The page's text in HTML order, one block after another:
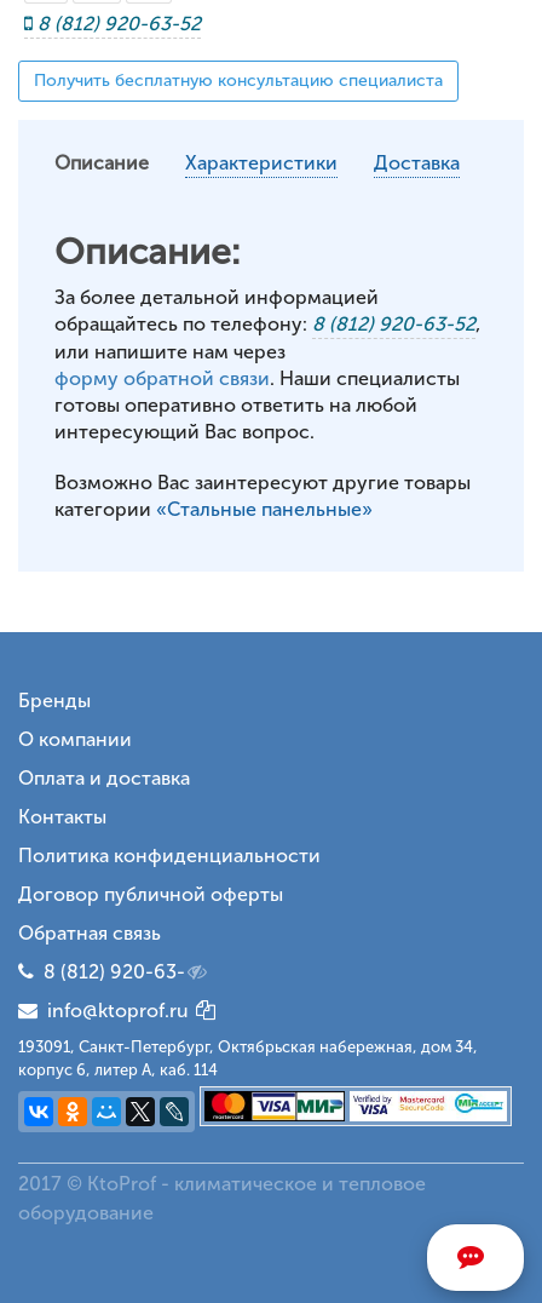
8 (812) 920-63-52
Получить бесплатную консультацию специалиста
Описание Характеристики Доставка
Описание:
За более детальной информацией
обращайтесь по телефону: 8 (812) 920-63-52,
или напишите нам через
форму обратной связи. Наши специалисты
готовы оперативно ответить на любой
интересующий Вас вопрос.
Возможно Вас заинтересуют другие товары
категории «Стальные панельные»
Бренды
О компании
Оплата и доставка
Контакты
Политика конфиденциальности
Договор публичной оферты
Обратная связь
8 (812) 920-63-
info@ktoprof.ru
193091, Санкт-Петербург, Октябрьская набережная, дом 34,
корпус 6, литер А, каб. 114
2017 © KtoProf - климатическое и тепловое
оборудование